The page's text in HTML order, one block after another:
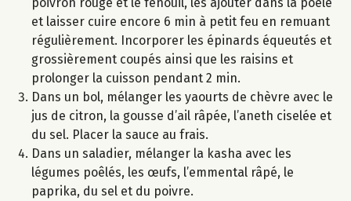
et laisser cuire encore 6 min à petit feu en remuant
régulièrement. Incorporer les épinards équeutés et
grossièrement coupés ainsi que les raisins et
prolonger la cuisson pendant 2 min.
Dans un bol, mélanger les yaourts de chèvre avec le
jus de citron, la gousse d’ail râpée, l’aneth ciselée et
du sel. Placer la sauce au frais.
Dans un saladier, mélanger la kasha avec les
légumes poêlés, les œufs, l’emmental râpé, le
paprika, du sel et du poivre.